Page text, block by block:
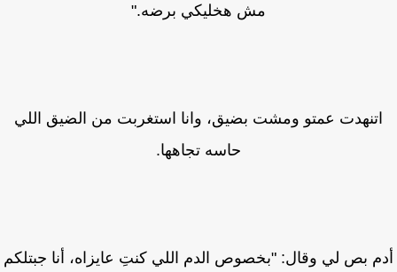
مش هخليكي برضه."
عمتو ومشت بضيق، وانا استغربت من الضيق اللي
حاسه تجاهها.
بص لي وقال: "بخصوص الدم اللي كنتِ عايزاه، أنا جبتلكم